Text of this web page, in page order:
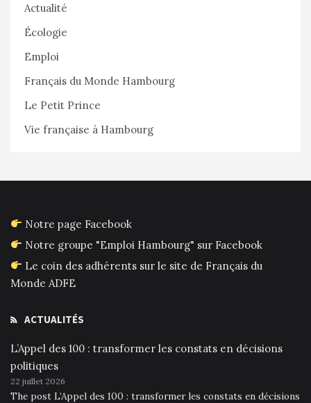
Actualité
Écologie
Emploi
Français du Monde Hambourg
Le Petit Prince
Vie française à Hambourg
Notre page Facebook
Notre groupe "Emploi Hambourg" sur Facebook
Le coin des adhérents sur le site de Français du
Monde ADFE
ACTUALITÉS
L’Appel des 100 : transformer les constats en décisions
politiques
22 juillet 2026
The post L’Appel des 100 : transformer les constats en décisions